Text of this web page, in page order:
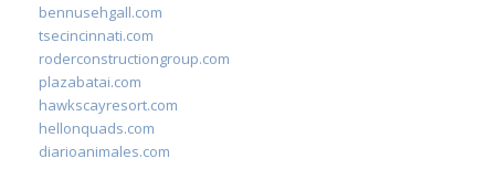
bennusehgall.com
tsecincinnati.com
roderconstructiongroup.com
plazabatai.com
hawkscayresort.com
hellonquads.com
diarioanimales.com